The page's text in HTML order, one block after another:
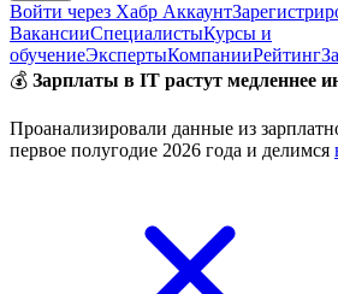
Войти через Хабр Аккаунт
ВакансииСпециалистыКурсы и
обучениеЭкспертыКомпанииРейтинг
💰 Зарплаты в IT растут медленнее
Проанализировали данные из
первое полугодие 2026 года и делимся